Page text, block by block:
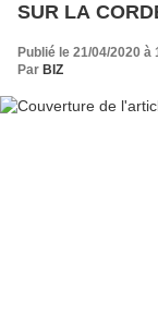
SUR LA
Publié le 21/04/2020 à
Par BIZ